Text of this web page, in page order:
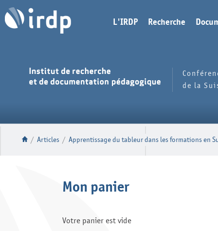
L'IRDP Recherche
de la
/ Articles / Apprentissage du tableur dans les formations en
Mon panier
Votre panier est vide